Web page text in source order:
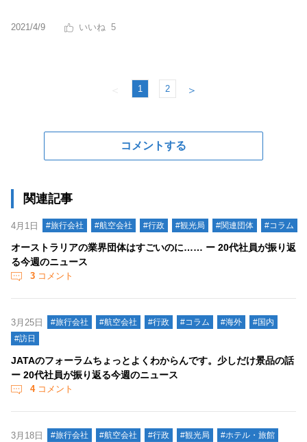
2021/4/9 5
＜ 1 2 ＞
コメントする
関連記事
4月1日 #旅行会社 #航空会社 #行政 #観光局 #関連団体 #コラム
オーストラリアの業界団体はすごいのに…… ー 20代社員が振り返
る今週のニュース
3 コメント
3月25日 #旅行会社 #航空会社 #行政 #コラム #海外
#国内
#訪日
JATAのフォーラムちょっとよくわからんです。少しだけ景品の話
ー 20代社員が振り返る今週のニュース
4コメント
3月18日 #旅行会社 #航空会社 #行政 #観光局
#ホテル・旅館